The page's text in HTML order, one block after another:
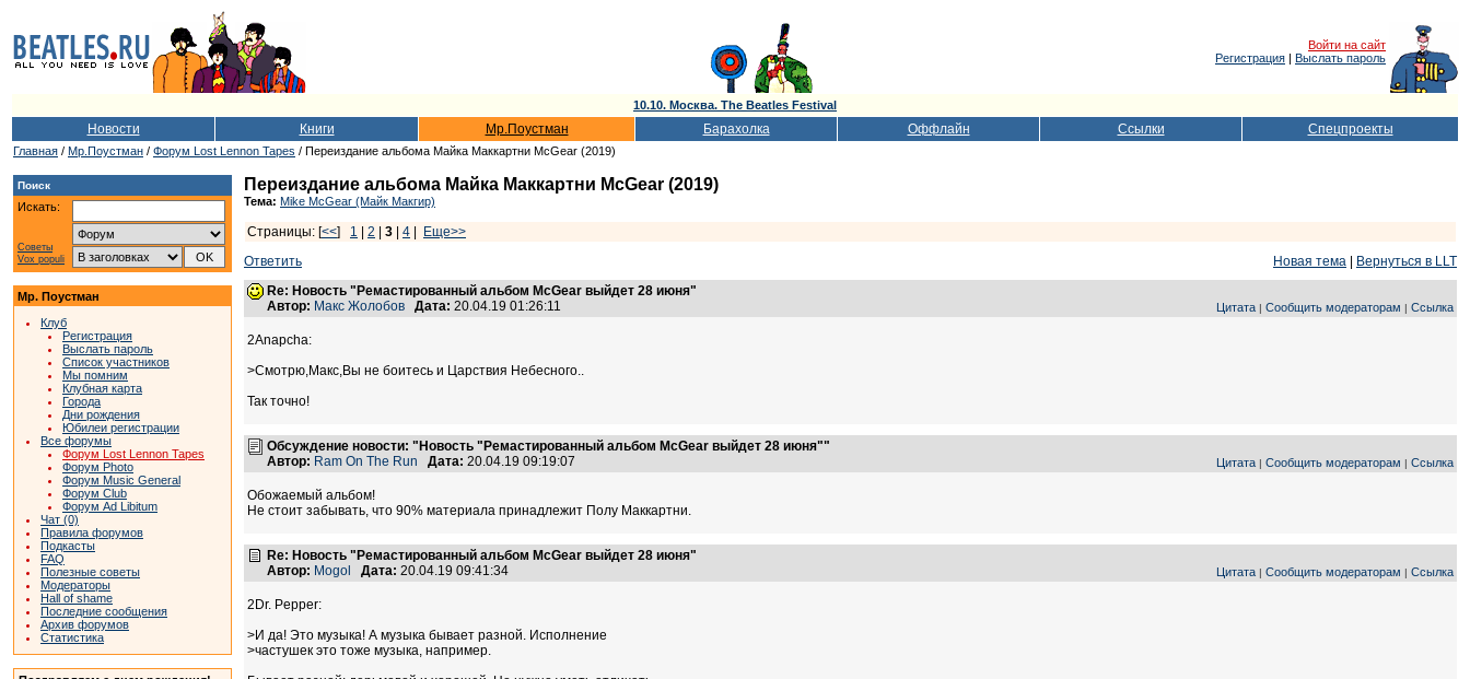
Войти на сайт
Регистрация | Выслать пароль
10.10. Москва. The Beatles Festival
Новости Книги Мр.Поустман Барахолка Оффлайн Ссылки Спецпроекты
Главная / Мр.Поустман / Форум Lost Lennon Tapes / Переиздание альбома Майка Маккартни McGear (2019)
Поиск
Искать:
Советы
Vox populi
Мр. Поустман
Клуб
Регистрация
Выслать пароль
Список участников
Мы помним
Клубная карта
Города
Дни рождения
Юбилеи регистрации
Все форумы
Форум Lost Lennon Tapes
Форум Photo
Форум Music General
Форум Club
Форум Ad Libitum
Чат (0)
Правила форумов
Подкасты
FAQ
Полезные советы
Модераторы
Hall of shame
Последние сообщения
Архив форумов
Статистика
Переиздание альбома Майка Маккартни McGear (2019)
Тема: Mike McGear (Майк Макгир)
Страницы: [<<] 1 2 3 4
Еще>>
Ответить
Новая тема
Вернуться в LLT
Re: Новость "Ремастированный альбом McGear выйдет 28 июня"
Автор: Макс Жолобов Дата: 20.04.19 01:26:11 Цитата | Сообщить модераторам | Ссылка
2Anapcha:
>Смотрю,Макс,Вы не боитесь и Царствия Небесного..
Так точно!
Обсуждение новости: "Новость "Ремастированный альбом McGear выйдет 28 июня""
Автор: Ram On The Run Дата: 20.04.19 09:19:07 Цитата | Сообщить модераторам | Ссылка
Обожаемый альбом!
Не стоит забывать, что 90% материала принадлежит Полу Маккартни.
Re: Новость "Ремастированный альбом McGear выйдет 28 июня"
Автор: Mogol Дата: 20.04.19 09:41:34 Цитата | Сообщить модераторам | Ссылка
2Dr. Pepper:
>И да! Это музыка! А музыка бывает разной. Исполнение
>частушек это тоже музыка, например.